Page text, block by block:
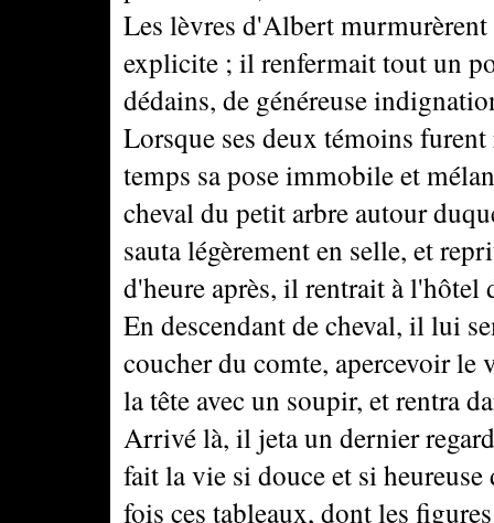
Les lèvres d'Albert
explicite ; il renfermait tout un
dédains, de généreuse
Lorsque ses deux témoins
temps sa pose immobile et
cheval du petit arbre autour
sauta légèrement en selle, et
d'heure après, il rentrait à l'hôtel
En descendant de cheval, il lui
coucher du comte, apercevoir le
la tête avec un soupir, et rentra
Arrivé là, il jeta un dernier
fait la vie si douce et si
fois ces tableaux, dont les